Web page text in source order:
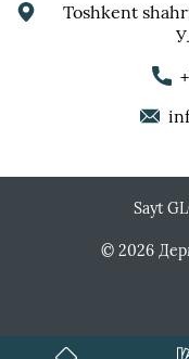
Toshkent
Sayt
© 2026